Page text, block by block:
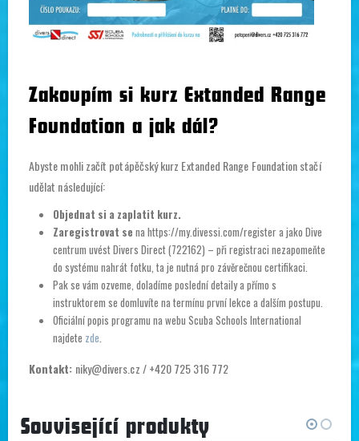
Zakoupím si kurz Extanded Range
Foundation a jak dál?
Abyste mohli začít potápěčský kurz Extanded Range Foundation stačí
udělat následující:
Objednat si a zaplatit kurz.
Zaregistrovat se na https://my.divessi.com/register a jako Dive
centrum uvést Divers Direct (722162) – při registraci nezapomeňte
do systému nahrát fotku, ta je nutná pro závěrečnou certifikaci.
Pak se vám ozveme, doladíme poslední detaily a přímo s
instruktorem se domluvíte na termínu první lekce a dalším postupu.
Oficiální popis programu na webu Scuba Schools International
najdete zde
Kontakt: niky@divers.cz / +420 725 316 772
Související produkty